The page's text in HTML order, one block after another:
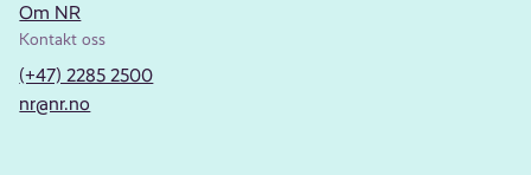
Om NR
Kontakt oss
(+47) 2285 2500
nr@nr.no